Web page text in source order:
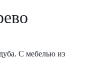
С мебелью из